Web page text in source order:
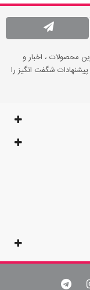
محصولات ، اخبار و
شگفت انگیز را